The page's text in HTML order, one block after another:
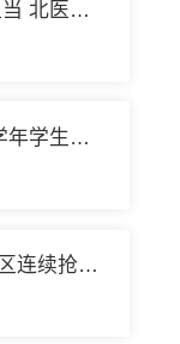
赓续红色血脉 厚植医者担当 北医三院开展庆祝中国共产党成立105周年系列活动
北医三院举行2025-2026学年学生暑期社会实践启动仪式
【医讯】北医三院机场院区连续抢救两名致死性肺栓塞外籍旅客